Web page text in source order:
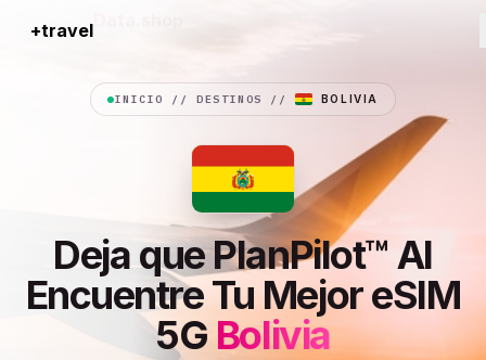
+travel
INICIO // DESTINOS // BOLIVIA
Deja que PlanPilot™ AI
Encuentre Tu Mejor eSIM
5G Bolivia